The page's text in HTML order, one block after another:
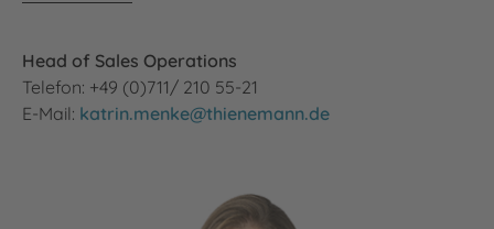
Head of Sales Operations
Telefon: +49 (0)711/ 210 55-21
E-Mail: katrin.menke@thienemann.de